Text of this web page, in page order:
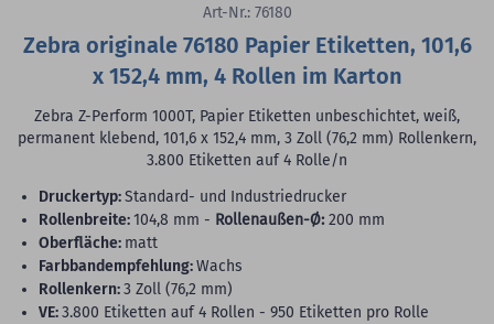
Art-Nr.: 76180
Zebra originale 76180 Papier Etiketten, 101,6
x 152,4 mm, 4 Rollen im Karton
Zebra Z-Perform 1000T, Papier Etiketten unbeschichtet, weiß,
permanent klebend, 101,6 x 152,4 mm, 3 Zoll (76,2 mm) Rollenkern,
3.800 Etiketten auf 4 Rolle/n
Druckertyp:Standard- und Industriedrucker
Rollenbreite:104,8 mm - Rollenaußen-Ø: 200 mm
Oberfläche: matt
Farbbandempfehlung:Wachs
Rollenkern:3 Zoll (76,2 mm)
VE:3.800 Etiketten auf 4 Rollen - 950 Etiketten pro Rolle